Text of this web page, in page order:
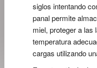
siglos intentando
panal permite
miel, proteger a las
temperatura
cargas utilizando